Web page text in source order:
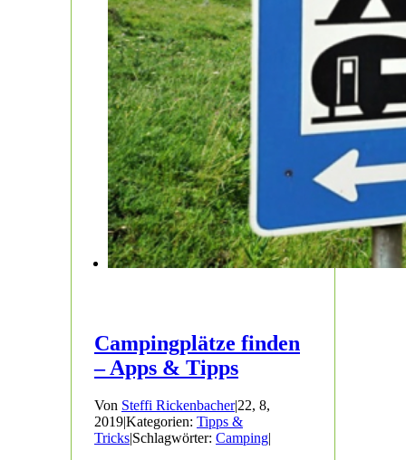
Campingplätze finden
– Apps & Tipps
Von Steffi Rickenbacher|22, 8,
2019|Kategorien: Tipps &
Tricks|Schlagwörter: Camping|